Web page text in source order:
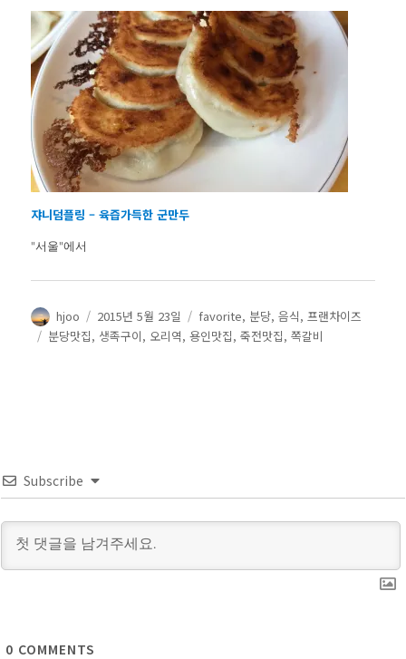
쟈니덤플링 – 육즙가득한 군만두
"서울"에서
글
쓴
hjoo
작
성
2015년 5월 23일
카
테
favorite, 분당,음식, 프랜차이즈
태
분당맛집, 생족구이, 오리역,용인맛집,죽전맛집,쪽갈비
Subscribe
0 COMMENTS